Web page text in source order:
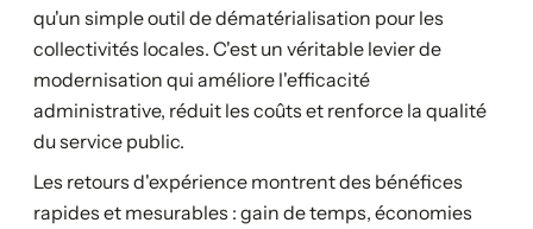
qu'un simple outil de dématérialisation pour les
collectivités locales. C'est un véritable levier de
modernisation qui améliore l'efficacité
administrative, réduit les coûts et renforce la qualité
du service public.
Les retours d'expérience montrent des bénéfices
rapides et mesurables : gain de temps, économies